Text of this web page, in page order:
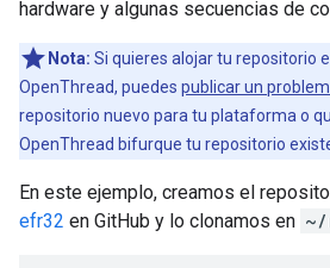
hardware y algunas secuencias de
Nota: Si quieres alojar tu repositorio
OpenThread, puedes publicar un
repositorio nuevo para tu plataforma o
OpenThread bifurque tu repositorio
En este ejemplo, creamos el
efr32 en GitHub y lo clonamos en